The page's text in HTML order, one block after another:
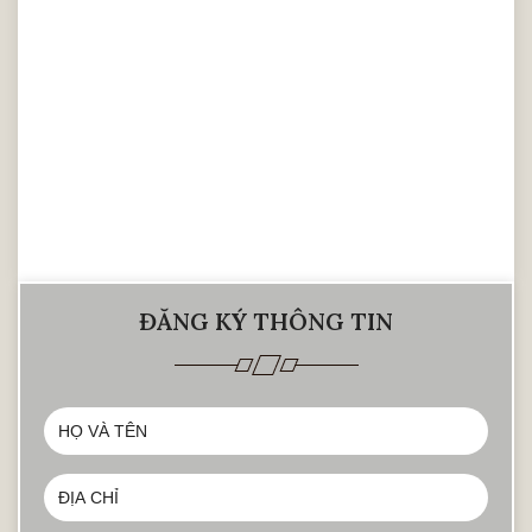
Ưu điểm của bộ bàn ghế ăn phong cách
Hầu hết bàn đều được làm từ chất liệu gỗ
tự nhiên cao cấp. Bàn ăn của Nội thất Hà
Anh được làm từ chất liệu gỗ óc chó. Gỗ
nổi tiếng về chất lượng, giá trị thẩm mỹ và
ĐĂNG KÝ THÔNG TIN